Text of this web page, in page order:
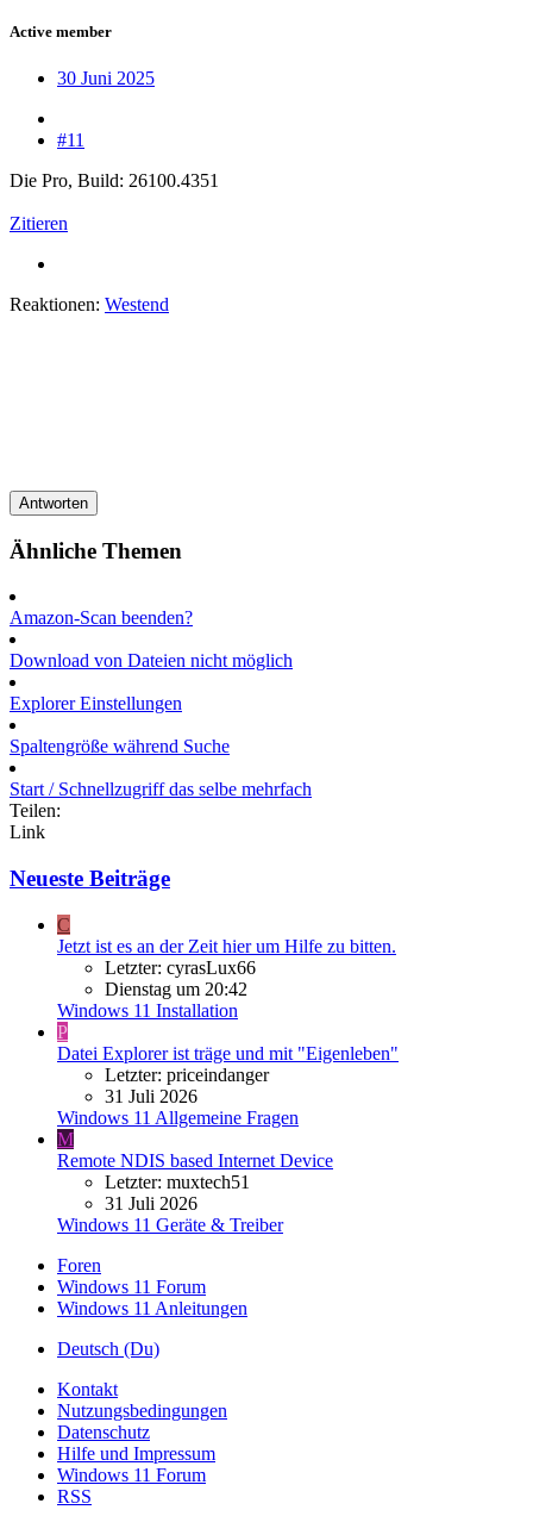
Active member
30 Juni 2025
#11
Die Pro, Build: 26100.4351
Zitieren
Reaktionen: Westend
Antworten
Ähnliche Themen
Amazon-Scan beenden?
Download von Dateien nicht möglich
Explorer Einstellungen
Spaltengröße während Suche
Start / Schnellzugriff das selbe mehrfach
Teilen:
Link
Neueste Beiträge
C
Jetzt ist es an der Zeit hier um Hilfe zu bitten.
Letzter: cyrasLux66
Dienstag um 20:42
Windows 11 Installation
P
Datei Explorer ist träge und mit "Eigenleben"
Letzter: priceindanger
31 Juli 2026
Windows 11 Allgemeine Fragen
M
Remote NDIS based Internet Device
Letzter: muxtech51
31 Juli 2026
Windows 11 Geräte & Treiber
Foren
Windows 11 Forum
Windows 11 Anleitungen
Deutsch (Du)
Kontakt
Nutzungsbedingungen
Datenschutz
Hilfe und Impressum
Windows 11 Forum
RSS